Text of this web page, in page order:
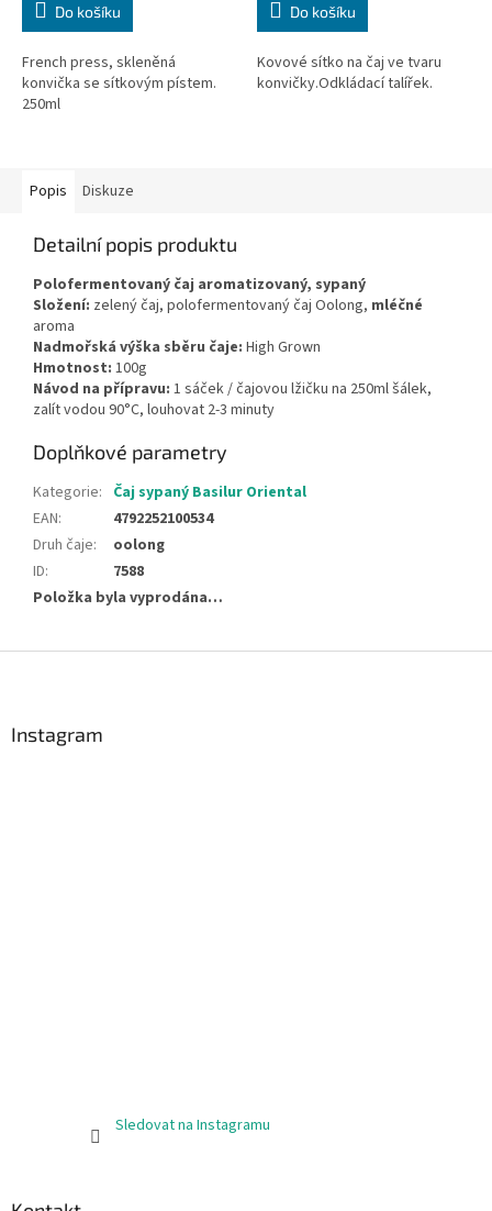
Do košíku
French press, skleněná
konvička se sítkovým pístem.
250ml
Do košíku
Kovové sítko na čaj ve tvaru
konvičky.Odkládací talířek.
Popis Diskuze
Detailní popis produktu
Polofermentovaný čaj aromatizovaný, sypaný
Složení: zelený čaj, polofermentovaný čaj Oolong, mléčné
aroma
Nadmořská výška sběru čaje: High Grown
Hmotnost: 100g
Návod na přípravu: 1 sáček / čajovou lžičku na 250ml šálek,
zalít vodou 90°C, louhovat 2-3 minuty
Doplňkové parametry
Kategorie: Čaj sypaný Basilur Oriental
EAN:
4792252100534
Druh čaje:
oolong
ID:
7588
Položka byla vyprodána…
Instagram
Sledovat na Instagramu